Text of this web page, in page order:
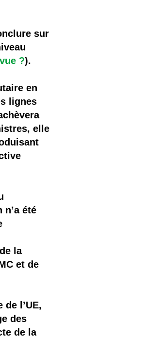
sur
?).
en
lignes
elle
été
la
et de
l’UE,
des
de la